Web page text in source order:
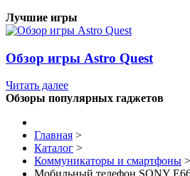
Лучшие игры
Обзор игры Astro Quest
Читать далее
Обзоры популярных гаджетов
Главная >
Каталог >
Коммуникаторы и смартфоны >